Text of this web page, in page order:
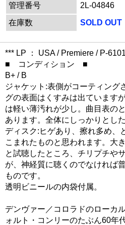
管理番号
2L-04846
在庫数
SOLD OUT
*** LP ： USA / Premiere / P-
■ コンディション ■
B+ / B
ジャケット:表側がコーティング
グの表面はくすみは出ています
は軽い薄汚れが少し。曲目表の
あります。全体にしっかりとし
ディスク:ヒゲあり、擦れ多め、
こまれたものと思われます。大
と試聴したところ、チリプチや
が、神経質に聴くのでなければ
ものです。
透明ビニールの内袋付属。
デンヴァー／コロラドのローカ
ォルト・コンリーのたぶん60年